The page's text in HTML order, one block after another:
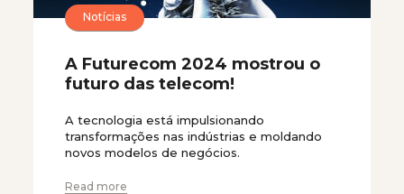
Notícias
A Futurecom 2024 mostrou o
futuro das telecom!
A tecnologia está impulsionando
transformações nas indústrias e moldando
novos modelos de negócios.
Read more